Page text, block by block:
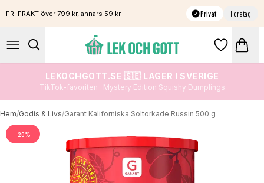
FRI FRAKT över 799 kr, annars 59 kr Privat Företag
LEKOCHGOTT.SE 🇸🇪 LAGER I SVERIGE
TikTok-favoriten -Mystery Edition Squishy Dumplings
Hem/Godis & Livs/Garant Kaliforniska Soltorkade Russin 500 g
-20%